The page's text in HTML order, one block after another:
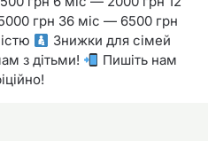
грн 36 міс — 6500 грн
Знижки для сімей
з дітьми!
Пишіть нам